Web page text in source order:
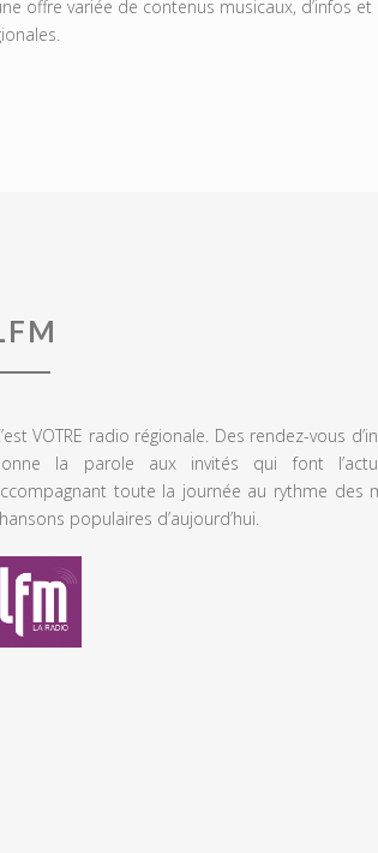
offre variée de contenus musicaux, d’infos et
VOTRE radio régionale. Des rendez-vous
la parole aux invités qui font
toute la journée au rythme des
populaires d’aujourd’hui.